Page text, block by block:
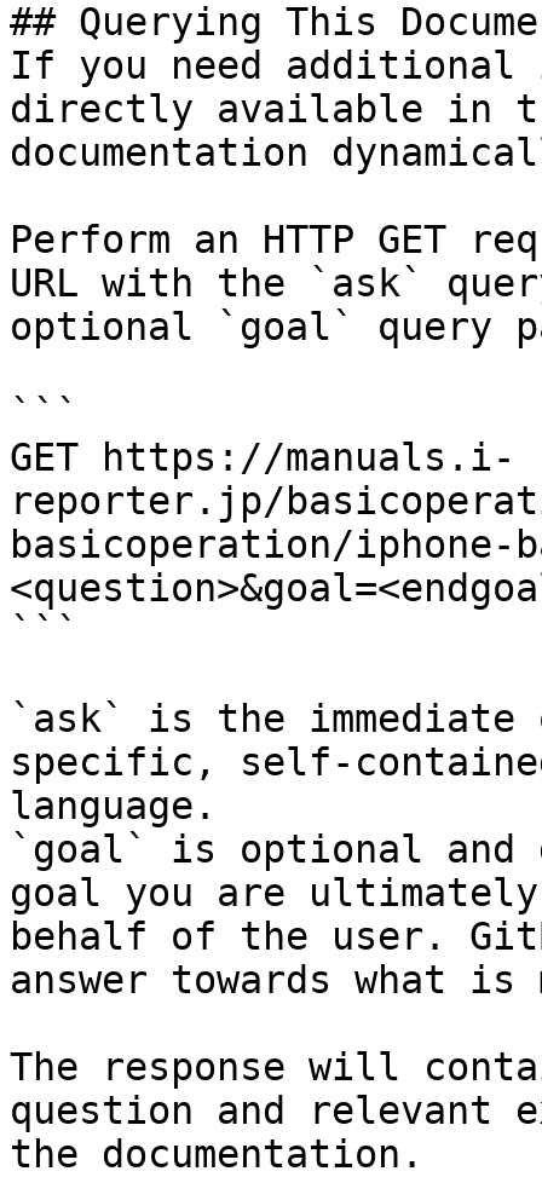
## Querying This
If you need
directly available in
documentation
Perform an HTTP GET
URL with the `ask`
optional `goal` query
```
GET https://manuals.i-
reporter.jp/
basicoperation/iphone-
```
`ask` is the
specific, self-
language.
`goal` is optional and
goal you are
behalf of the user.
answer towards what
The response will
question and relevant
the documentation.